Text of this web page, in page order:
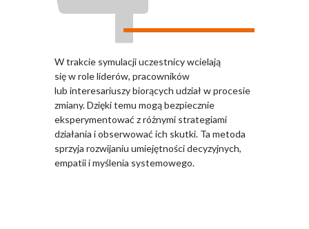
W trakcie symulacji uczestnicy wcielają
się w role liderów, pracowników
lub interesariuszy biorących udział w procesie
zmiany. Dzięki temu mogą bezpiecznie
eksperymentować z różnymi strategiami
działania i obserwować ich skutki. Ta metoda
sprzyja rozwijaniu umiejętności decyzyjnych,
empatii i myślenia systemowego.